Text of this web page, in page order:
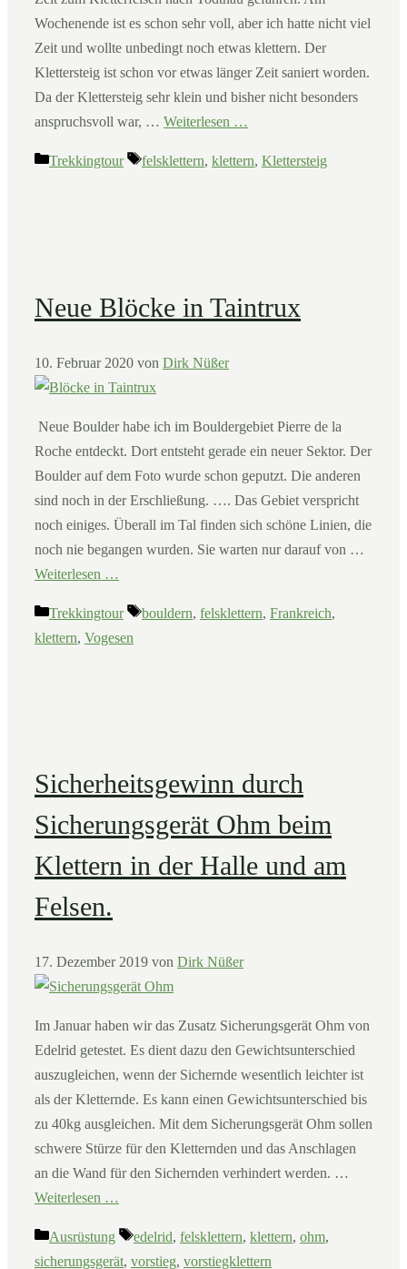
Wochenende ist es schon sehr voll, aber ich hatte nicht viel
Zeit und wollte unbedingt noch etwas klettern. Der
Klettersteig ist schon vor etwas länger Zeit saniert worden.
Da der Klettersteig sehr klein und bisher nicht besonders
anspruchsvoll war, … Weiterlesen …
Kategorien
Trekkingtour Schlagwörter
felsklettern, klettern, Klettersteig
Neue Blöcke in Taintrux
10. Februar 2020 von Dirk Nüßer
Neue Boulder habe ich im Bouldergebiet Pierre de la
Roche entdeckt. Dort entsteht gerade ein neuer Sektor. Der
Boulder auf dem Foto wurde schon geputzt. Die anderen
sind noch in der Erschließung. …. Das Gebiet verspricht
noch einiges. Überall im Tal finden sich schöne Linien, die
noch nie begangen wurden. Sie warten nur darauf von …
Weiterlesen …
Kategorien
Trekkingtour Schlagwörter
bouldern, felsklettern, Frankreich,
klettern, Vogesen
Sicherheitsgewinn durch
Sicherungsgerät Ohm beim
Klettern in der Halle und am
Felsen.
17. Dezember 2019 von Dirk Nüßer
Im Januar haben wir das Zusatz Sicherungsgerät Ohm von
Edelrid getestet. Es dient dazu den Gewichtsunterschied
auszugleichen, wenn der Sichernde wesentlich leichter ist
als der Kletternde. Es kann einen Gewichtsunterschied bis
zu 40kg ausgleichen. Mit dem Sicherungsgerät Ohm sollen
schwere Stürze für den Kletternden und das Anschlagen
an die Wand für den Sichernden verhindert werden. …
Weiterlesen …
Kategorien
Ausrüstung Schlagwörter
edelrid, felsklettern, klettern, ohm,
sicherungsgerät, vorstieg, vorstiegklettern